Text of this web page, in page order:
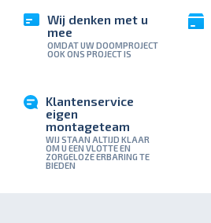
Wij denken met u
mee
OMDAT UW DOOMPROJECT
OOK ONS PROJECT IS
Klantenservice
eigen
montageteam
WIJ STAAN ALTIJD KLAAR
OM U EEN VLOTTE EN
ZORGELOZE ERBARING TE
BIEDEN